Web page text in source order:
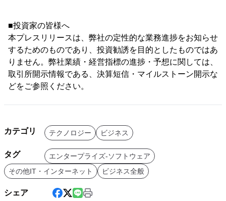
■投資家の皆様へ
本プレスリリースは、弊社の定性的な業務進捗をお知らせ
するためのものであり、投資勧誘を目的としたものではあ
りません。弊社業績・経営指標の進捗・予想に関しては、
取引所開示情報である、決算短信・マイルストーン開示な
どをご参照ください。
カテゴリ テクノロジー ビジネス
タグ
エンタープライズ-ソフトウェア
その他IT・インターネット
ビジネス全般
シェア